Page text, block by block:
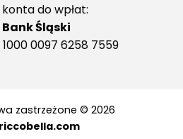
do wpłat:
Bank Śląski
1000 0097 6258 7559
zastrzeżone © 2026